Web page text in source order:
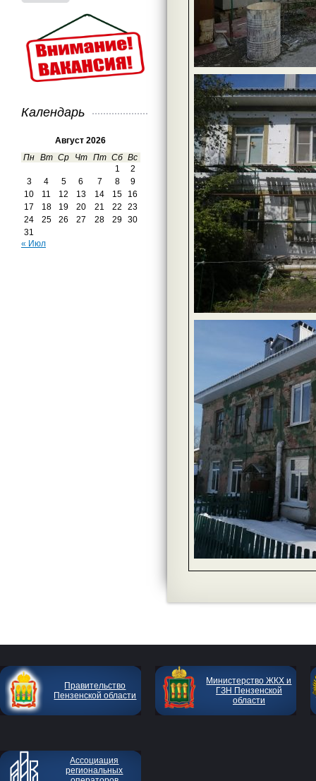
Календарь
Август 2026
Пн Вт Ср Чт Пт Сб Вс
1
2
3
4 5 6 7 8
9
10
11 12 13 14 15
16
17
18 19 20 21 22
23
24
25 26 27 28 29
30
31
« Июл
Правительство
Пензенской области
Министерство ЖКХ и
ГЗН Пензенской
области
Ассоциация
региональных